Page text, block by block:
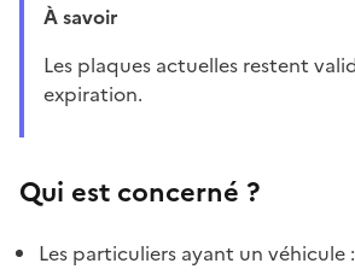
À savoir
Les plaques actuelles restent valides jusqu’à leur
expiration.
Qui est concerné ?
Les particuliers ayant un véhicule :